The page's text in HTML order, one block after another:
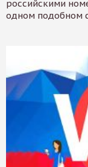
российскими
одном подобном